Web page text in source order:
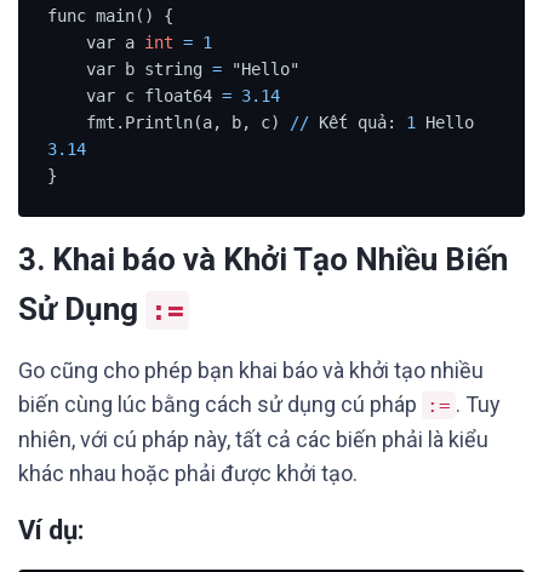
func main() {
    var a
int = 1
    var b string
= "Hello"
    var c float64
= 3.14
    fmt.Println(a, b, c)
// Kết quả: 1
Hello
3.14
}
3. Khai báo và Khởi Tạo Nhiều Biến
Sử Dụng :=
Go cũng cho phép bạn khai báo và khởi tạo nhiều
biến cùng lúc bằng cách sử dụng cú pháp
:= . Tuy
nhiên, với cú pháp này, tất cả các biến phải là kiểu
khác nhau hoặc phải được khởi tạo.
Ví dụ: